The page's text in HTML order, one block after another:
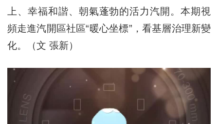
上、幸福和諧、朝氣蓬勃的活力汽開。本期視
頻走進汽開區社區“暖心坐標”，看基層治理新變
化。（文 張新）